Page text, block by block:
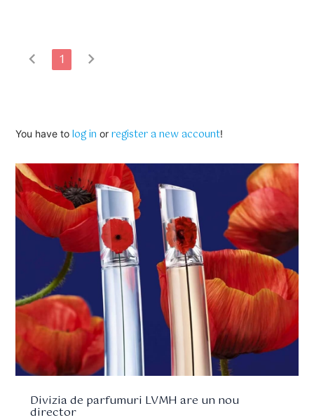
chevron_left 1 chevron_right
You have tolog in orregister a new account!
Divizia de parfumuri LVMH are un nou
director